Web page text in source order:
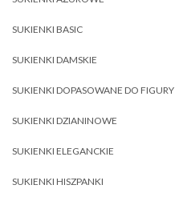
SUKIENKI BASIC
SUKIENKI DAMSKIE
SUKIENKI DOPASOWANE DO FIGURY
SUKIENKI DZIANINOWE
SUKIENKI ELEGANCKIE
SUKIENKI HISZPANKI